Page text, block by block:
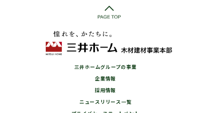
三井ホームグループの事業
企業情報
採用情報
ニュースリリース一覧